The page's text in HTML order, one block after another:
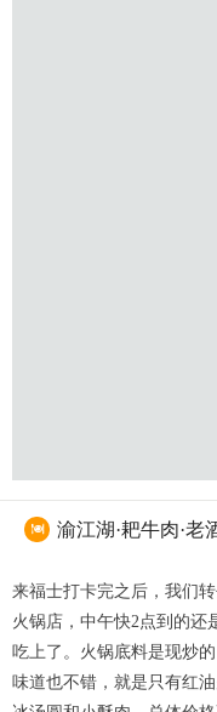
 渝江湖·耙牛肉·老
来福士打卡完之后，我们
火锅店，中午快2点到的还
吃上了。火锅底料是现炒
味道也不错，就是只有红